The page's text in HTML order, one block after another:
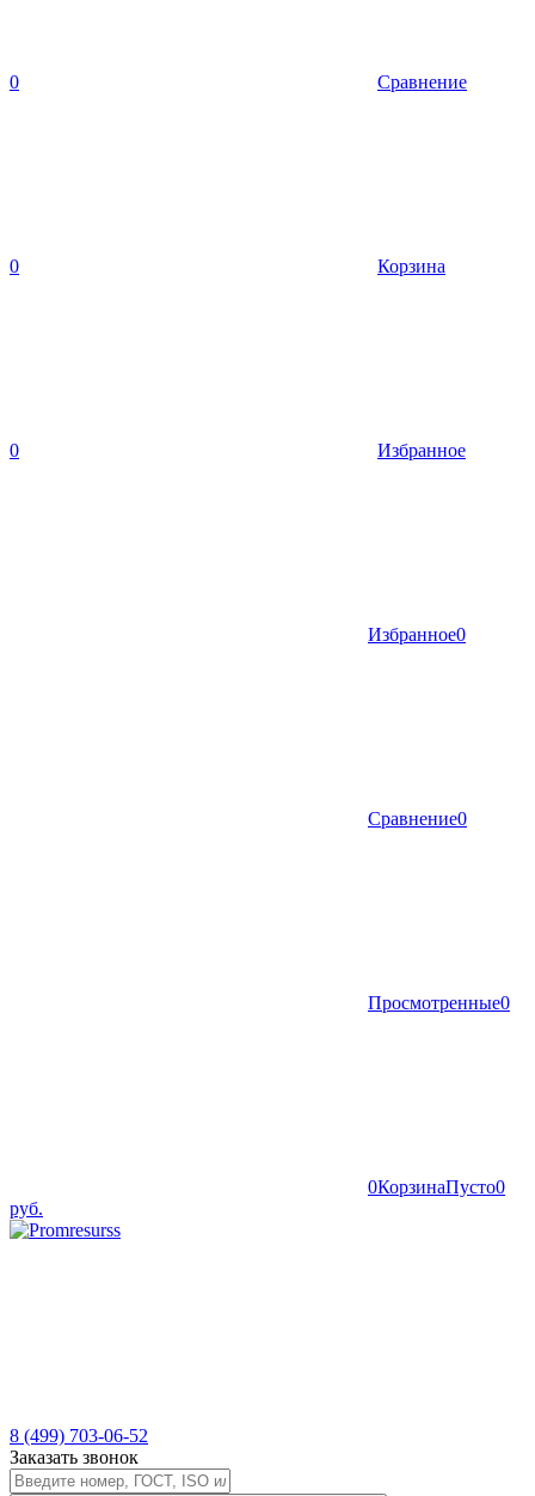
0 Сравнение
0 Корзина
0 Избранное
Избранное0
Сравнение0
Просмотренные0
0КорзинаПусто0
руб.
8 (499) 703-06-52
Заказать звонок